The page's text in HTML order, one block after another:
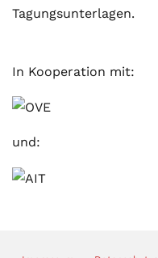
Tagungsunterlagen.
In Kooperation mit:
und: